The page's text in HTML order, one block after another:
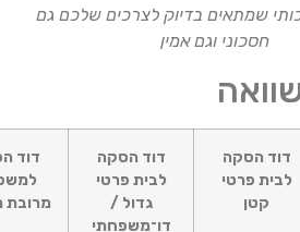
בדיוק לצרכים שלכם גם
וגם אמין
דוד הסקה
לבית פרטי
דו־משפחתי
דוד הסקה
למשפחה
מרובת נפשות